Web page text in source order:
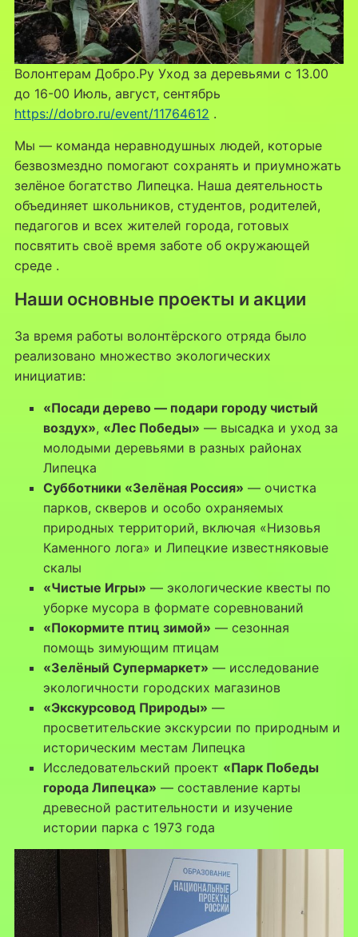
Волонтерам Добро.Ру Уход за деревьями с 13.00
до 16-00 Июль, август, сентябрь
https://dobro.ru/event/11764612 .
Мы — команда неравнодушных людей, которые
безвозмездно помогают сохранять и приумножать
зелёное богатство Липецка. Наша деятельность
объединяет школьников, студентов, родителей,
педагогов и всех жителей города, готовых
посвятить своё время заботе об окружающей
среде .
Наши основные проекты и акции
За время работы волонтёрского отряда было
реализовано множество экологических
инициатив:
«Посади дерево — подари городу чистый
воздух», «Лес Победы» — высадка и уход за
молодыми деревьями в разных районах
Липецка
Субботники «Зелёная Россия» — очистка
парков, скверов и особо охраняемых
природных территорий, включая «Низовья
Каменного лога» и Липецкие известняковые
скалы
«Чистые Игры» — экологические квесты по
уборке мусора в формате соревнований
«Покормите птиц зимой» — сезонная
помощь зимующим птицам
«Зелёный Супермаркет» — исследование
экологичности городских магазинов
«Экскурсовод Природы» —
просветительские экскурсии по природным и
историческим местам Липецка
Исследовательский проект «Парк Победы
города Липецка» — составление карты
древесной растительности и изучение
истории парка с 1973 года